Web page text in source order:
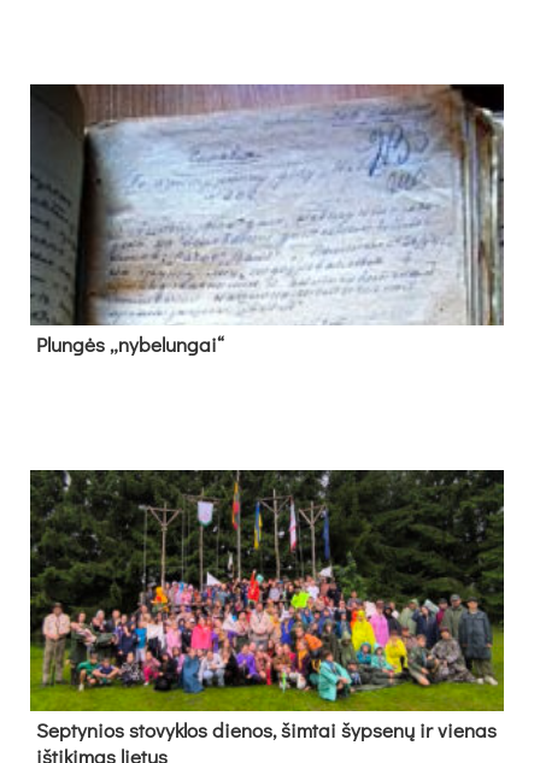
Plun­gės „ny­be­lun­gai“
Sep­ty­nios sto­vyk­los die­nos, šim­tai šyp­se­nų ir vie­nas
iš­ti­ki­mas lie­tus